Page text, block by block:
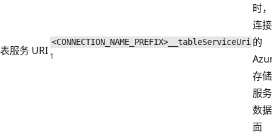
表服务 URI
<CONNECTION_NAME_PREFIX>__tableServiceUri
1
时
连
的
存
服
数
面